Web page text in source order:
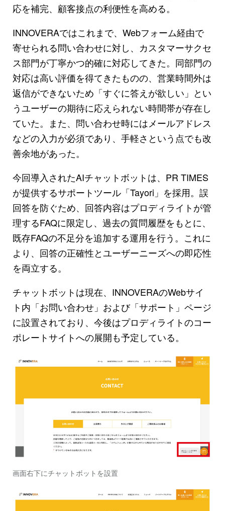
応を補完、顧客接点の利便性を高める。
INNOVERAではこれまで、Webフォーム経由で
寄せられる問い合わせに対し、カスタマーサクセ
ス部門が丁寧かつ的確に対応してきた。同部門の
対応は高い評価を得てきたものの、営業時間外は
返信ができないため「すぐに答えが欲しい」とい
うユーザーの期待に応えられない時間帯が存在し
ていた。また、問い合わせ時にはメールアドレス
などの入力が必須であり、手軽さという点でも改
善余地があった。
今回導入されたAIチャットボットは、PR TIMES
が提供するサポートツール「Tayori」を採用。誤
回答を防ぐため、回答内容はプロディライトが管
理するFAQに限定し、過去の質問履歴をもとに、
既存FAQの不足分を追加する運用を行う。これに
より、回答の正確性とユーザーニーズへの即応性
を両立する。
チャットボットは現在、INNOVERAのWebサイ
ト内「お問い合わせ」および「サポート」ページ
に設置されており、今後はプロディライトのコー
ポレートサイトへの展開も予定している。
画面右下にチャットボットを設置